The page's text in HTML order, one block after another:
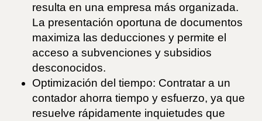
resulta en una empresa más organizada.
La presentación oportuna de documentos
maximiza las deducciones y permite el
acceso a subvenciones y subsidios
desconocidos.
Optimización del tiempo: Contratar a un
contador ahorra tiempo y esfuerzo, ya que
resuelve rápidamente inquietudes que